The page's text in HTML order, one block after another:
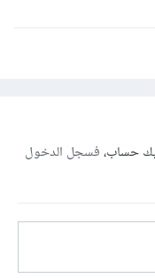
حساب،فسجل الدخول